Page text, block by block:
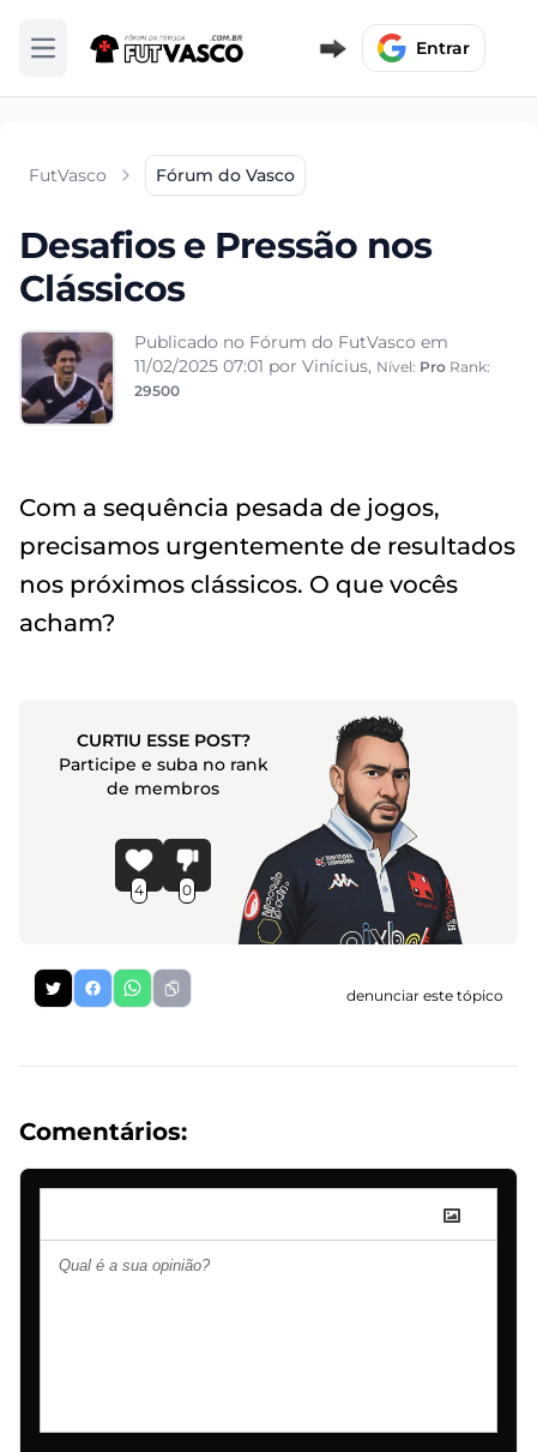
Abrir menu Entrar
FutVasco Fórum do Vasco
Desafios e Pressão nos
Clássicos
Publicado no Fórum do FutVasco em
11/02/2025 07:01 por Vinícius, Nível: Pro Rank:
29500
Com a sequência pesada de jogos,
precisamos urgentemente de resultados
nos próximos clássicos. O que vocês
acham?
CURTIU ESSE POST?
Participe e suba no rank
de membros
4 0
denunciar este tópico
Comentários: